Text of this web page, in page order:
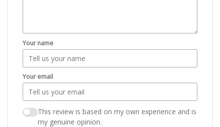
Your name
Your email
This review is based on my own experience and is
my genuine opinion.